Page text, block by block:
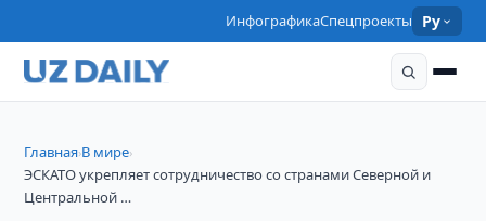
ИнфографикаСпецпроекты Ру
Главная›В мире›
ЭСКАТО укрепляет сотрудничество со странами Северной и
Центральной …